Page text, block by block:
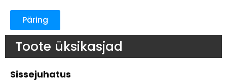
Päring
Toote üksikasjad
Sissejuhatus